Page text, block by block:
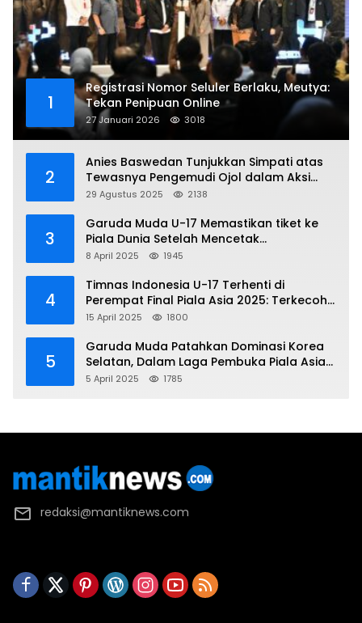
1
Registrasi Nomor Seluler Berlaku, Meutya:
Tekan Penipuan Online
27 Januari 2026 3018
2
Anies Baswedan Tunjukkan Simpati atas
Tewasnya Pengemudi Ojol dalam Aksi
Demo
29 Agustus 2025 2138
3
Garuda Muda U-17 Memastikan tiket ke
Piala Dunia Setelah Mencetak
Kemenangan Gemilang atas Yaman 4-1 di
8 April 2025 1945
4
Timnas Indonesia U-17 Terhenti di
Perempat Final Piala Asia 2025: Terkecoh
Korea Utara
15 April 2025 1800
5
Garuda Muda Patahkan Dominasi Korea
Selatan, Dalam Laga Pembuka Piala Asia
2025 U-17
5 April 2025 1785
redaksi@mantiknews.com